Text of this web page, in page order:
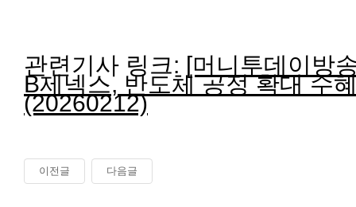
관련기사 링크: [머니투데이방
B제넥스, 반도체 공정 확대 수
(20260212)
이전글 다음글